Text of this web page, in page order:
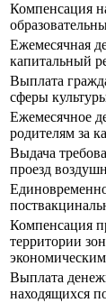
Компенсация
Ежемесячная
капитальный
Выплата
сферы
Ежемесячное
родителям за
Выдача
проезд
Компенсация
территории
Выплата
находящихся